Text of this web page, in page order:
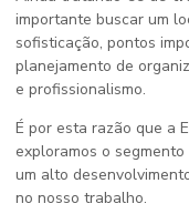
importante buscar um
sofisticação, pontos
planejamento de
e profissionalismo.
É por esta razão que a
exploramos o
um alto
no nosso trabalho.